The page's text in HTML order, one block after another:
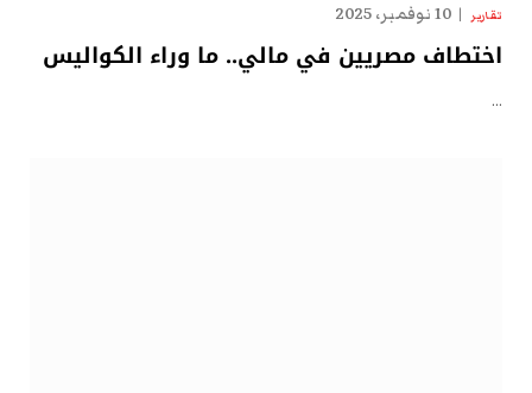
تقارير 10 نوفمبر، 2025
اختطاف مصريين في مالي.. ما وراء الكواليس
…